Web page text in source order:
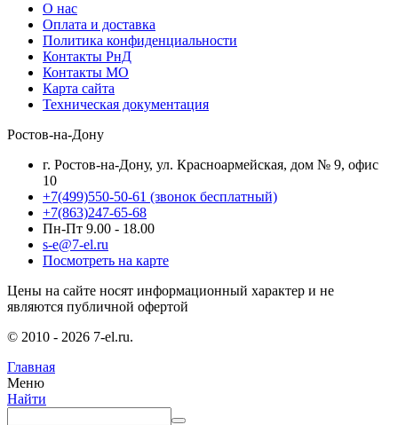
О нас
Оплата и доставка
Политика конфиденциальности
Контакты РнД
Контакты МО
Карта сайта
Техническая документация
Ростов-на-Дону
г. Ростов-на-Дону, ул. Красноармейская, дом № 9, офис
10
+7(499)550-50-61 (звонок бесплатный)
+7(863)247-65-68
Пн-Пт 9.00 - 18.00
s-e@7-el.ru
Посмотреть на карте
Цены на сайте носят информационный характер и не
являются публичной офертой
© 2010 - 2026 7-el.ru.
Главная
Меню
Найти